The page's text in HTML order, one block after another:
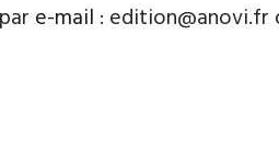
e-mail : edition@anovi.fr